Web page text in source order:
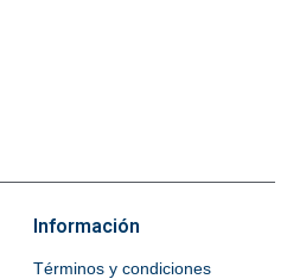
Información
Términos y condiciones